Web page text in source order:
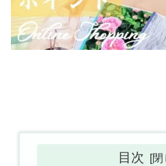
目次